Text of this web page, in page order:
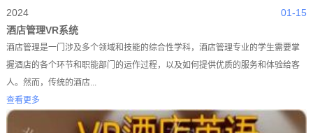
01-15
2024
酒店管理VR系统
酒店管理是一门涉及多个领域和技能的综合性学科，酒店管理专业的学生需要掌
握酒店的各个环节和职能部门的运作过程，以及如何提供优质的服务和体验给客
人。然而，传统的酒店...
查看更多